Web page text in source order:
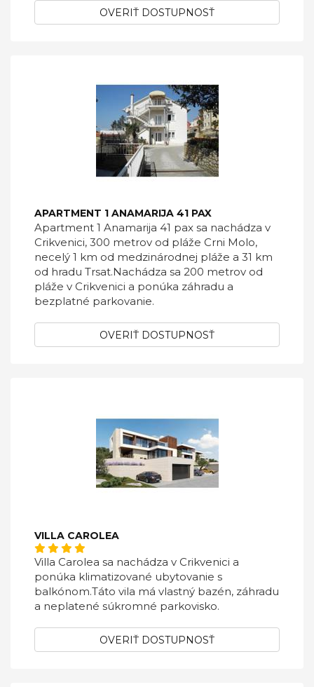
OVERIŤ DOSTUPNOSŤ
APARTMENT 1 ANAMARIJA 41 PAX
Apartment 1 Anamarija 41 pax sa nachádza v
Crikvenici, 300 metrov od pláže Crni Molo,
necelý 1 km od medzinárodnej pláže a 31 km
od hradu Trsat.Nachádza sa 200 metrov od
pláže v Crikvenici a ponúka záhradu a
bezplatné parkovanie.
OVERIŤ DOSTUPNOSŤ
VILLA CAROLEA
Villa Carolea sa nachádza v Crikvenici a
ponúka klimatizované ubytovanie s
balkónom.Táto vila má vlastný bazén, záhradu
a neplatené súkromné ​​parkovisko.
OVERIŤ DOSTUPNOSŤ